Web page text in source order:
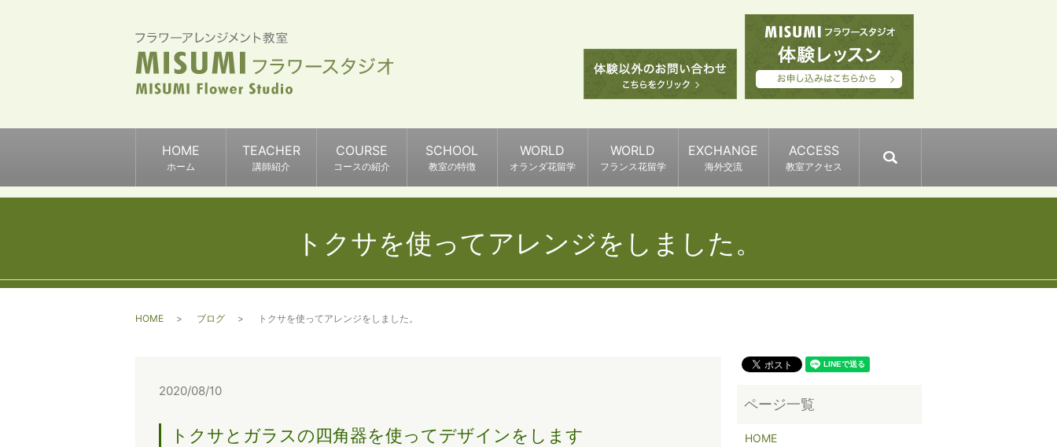
HOME
ホーム
TEACHER
講師紹介
COURSE
コースの紹介
SCHOOL
教室の特徴
WORLD
オランダ花留学
WORLD
フランス花留学
EXCHANGE
海外交流
ACCESS
教室アクセス
トクサを使ってアレンジをしました。
HOME ブログ トクサを使ってアレンジをしました。
2020/08/10
トクサとガラスの四角器を使ってデザインをします HOME